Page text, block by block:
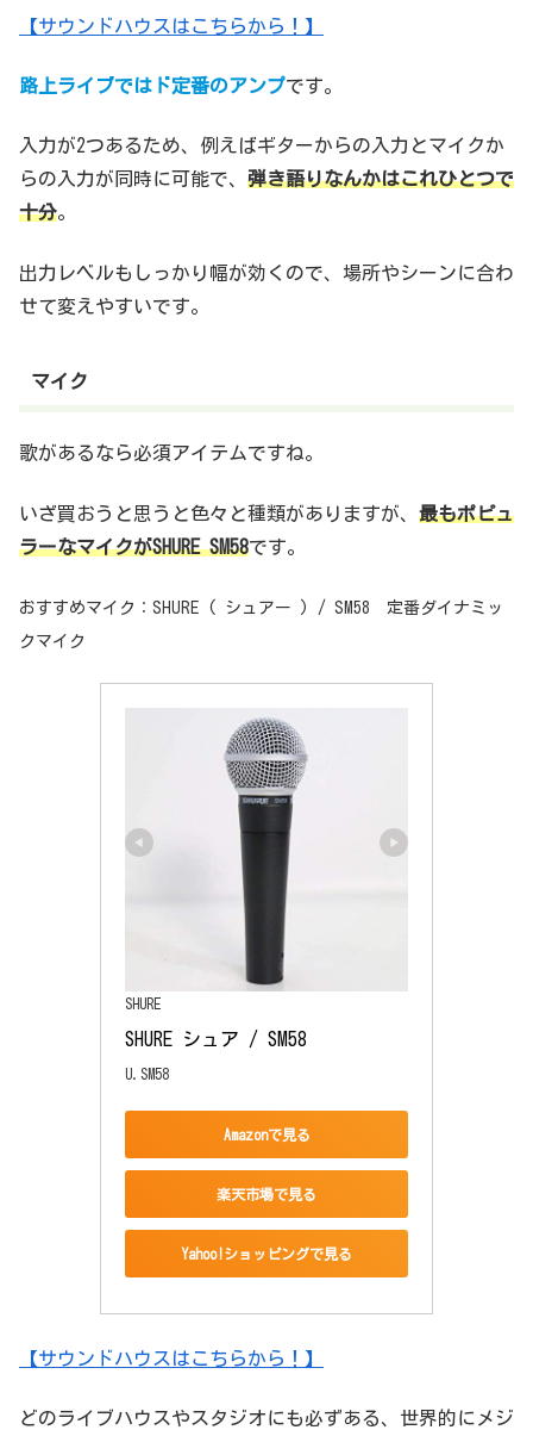
【サウンドハウスはこちらから！】
路上ライブではド定番のアンプです。
入力が2つあるため、例えばギターからの入力とマイクか
らの入力が同時に可能で、 弾き語りなんかはこれひとつで
十分。
出力レベルもしっかり幅が効くので、場所やシーンに合わ
せて変えやすいです。
マイク
歌があるなら必須アイテムですね。
いざ買おうと思うと色々と種類がありますが、 最もポピュ
ラーなマイクがSHURE SM58です。
おすすめマイク：SHURE ( シュアー ) / SM58 定番ダイナミッ
クマイク
SHURE
SHURE シュア / SM58
U.SM58
Amazonで見る
楽天市場で見る
Yahoo!ショッピングで見る
【サウンドハウスはこちらから！】
どのライブハウスやスタジオにも必ずある、世界的にメジ